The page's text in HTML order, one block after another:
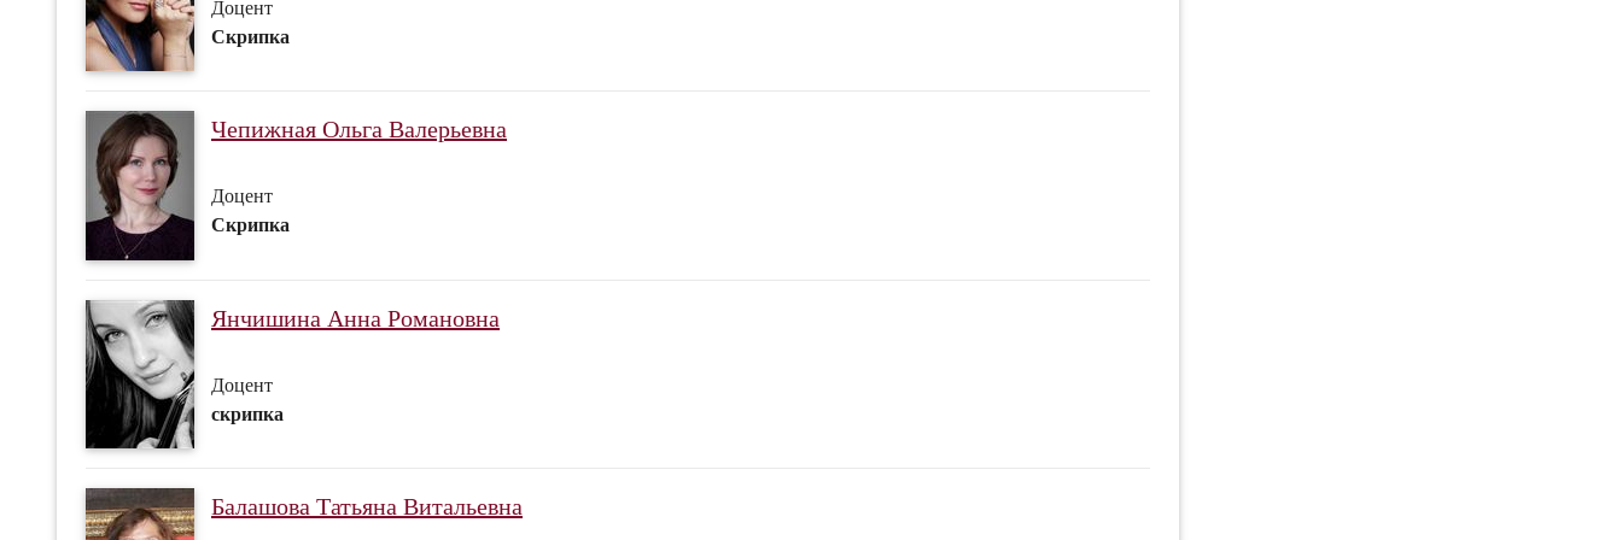
Доцент
Скрипка
Чепижная Ольга Валерьевна
Доцент
Скрипка
Янчишина Анна Романовна
Доцент
скрипка
Балашова Татьяна Витальевна